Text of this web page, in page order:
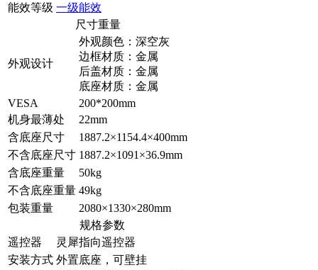
能效等级 一级能效
尺寸重量
外观设计
外观颜色：深空灰
边框材质：金属
后盖材质：金属
底座材质：金属
VESA
200*200mm
机身最薄处
22mm
含底座尺寸
1887.2×1154.4×400mm
不含底座尺寸 1887.2×1091×36.9mm
含底座重量
50kg
不含底座重量 49kg
包装重量
2080×1330×280mm
规格参数
遥控器
灵犀指向遥控器
安装方式 外置底座，可壁挂